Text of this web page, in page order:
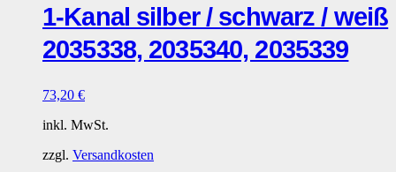
1-Kanal silber / schwarz / weiß
2035338, 2035340, 2035339
73,20 €
inkl. MwSt.
zzgl. Versandkosten